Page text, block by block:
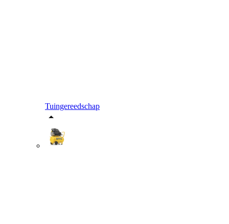
Tuingereedschap